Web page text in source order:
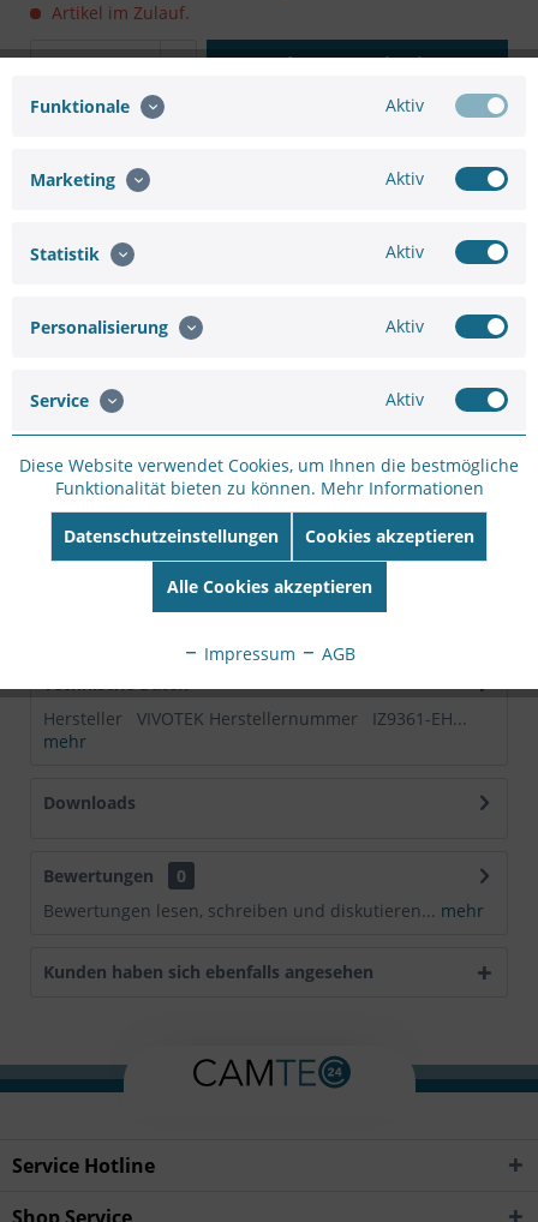
Artikel im Zulauf.
In denWarenkorb
Menge oder
Anfrageformular
Merken Bewerten
Artikel-Nr.:
Hersteller Artikel-
Nr:
IZ9361-EH
Beschreibung
VIVOTEK IZ9361-EH Fixe Zoom Netzwerkkamera 1080p
Technische Daten
Hersteller VIVOTEK Herstellernummer IZ9361-EH...
mehr
Downloads
Bewertungen
0
Bewertungen lesen, schreiben und diskutieren... mehr
Kunden haben sich ebenfalls angesehen
Service Hotline
Funktionale Aktiv
Marketing Aktiv
Statistik Aktiv
Personalisierung Aktiv
Service Aktiv
Diese Website verwendet Cookies, um Ihnen die bestmögliche
Funktionalität bieten zu können. Mehr Informationen
Datenschutzeinstellungen Cookies akzeptieren
Alle Cookies akzeptieren
Impressum AGB